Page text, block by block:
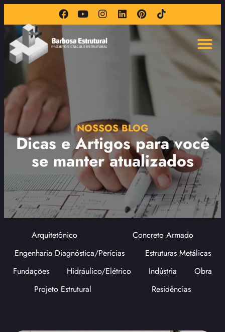
NOSSOS BLOG
Dicas e Artigos para você
se manter atualizados
Arquitetônico
Concreto Armado
Engenharia Diagnóstica/Perícias
Estruturas Metálicas
Fundações
Hidráulico/Elétrico Indústria
Obra
Projeto Estrutural
Residências